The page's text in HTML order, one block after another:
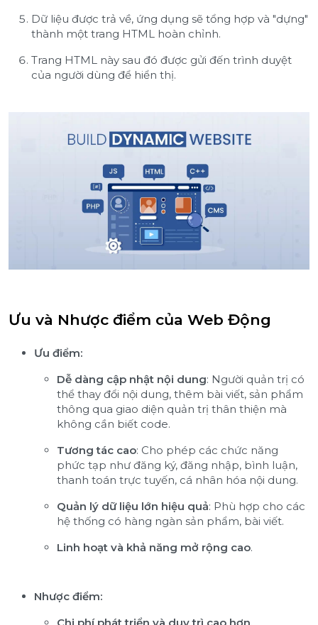
Dữ liệu được trả về, ứng dụng sẽ tổng hợp và "dựng"
thành một trang HTML hoàn chỉnh.
Trang HTML này sau đó được gửi đến trình duyệt
của người dùng để hiển thị.
Ưu và Nhược điểm của Web Động
Ưu điểm:
Dễ dàng cập nhật nội dung: Người quản trị có
thể thay đổi nội dung, thêm bài viết, sản phẩm
thông qua giao diện quản trị thân thiện mà
không cần biết code.
Tương tác cao: Cho phép các chức năng
phức tạp như đăng ký, đăng nhập, bình luận,
thanh toán trực tuyến, cá nhân hóa nội dung.
Quản lý dữ liệu lớn hiệu quả: Phù hợp cho các
hệ thống có hàng ngàn sản phẩm, bài viết.
Linh hoạt và khả năng mở rộng cao.
Nhược điểm: